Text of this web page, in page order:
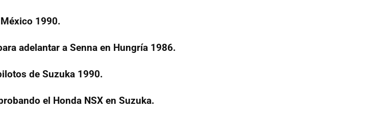
1990.
adelantar a Senna en Hungría 1986.
de Suzuka 1990.
el Honda NSX en Suzuka.